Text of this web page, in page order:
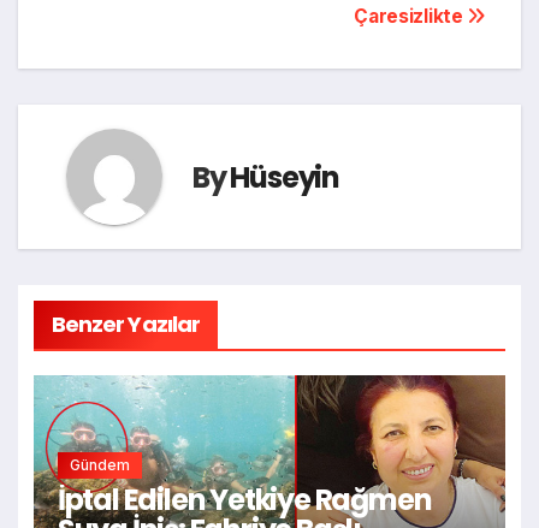
Çaresizlikte
ByHüseyin
Benzer Yazılar
Gündem
İptal Edilen Yetkiye Rağmen